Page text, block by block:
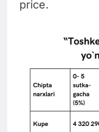
price.